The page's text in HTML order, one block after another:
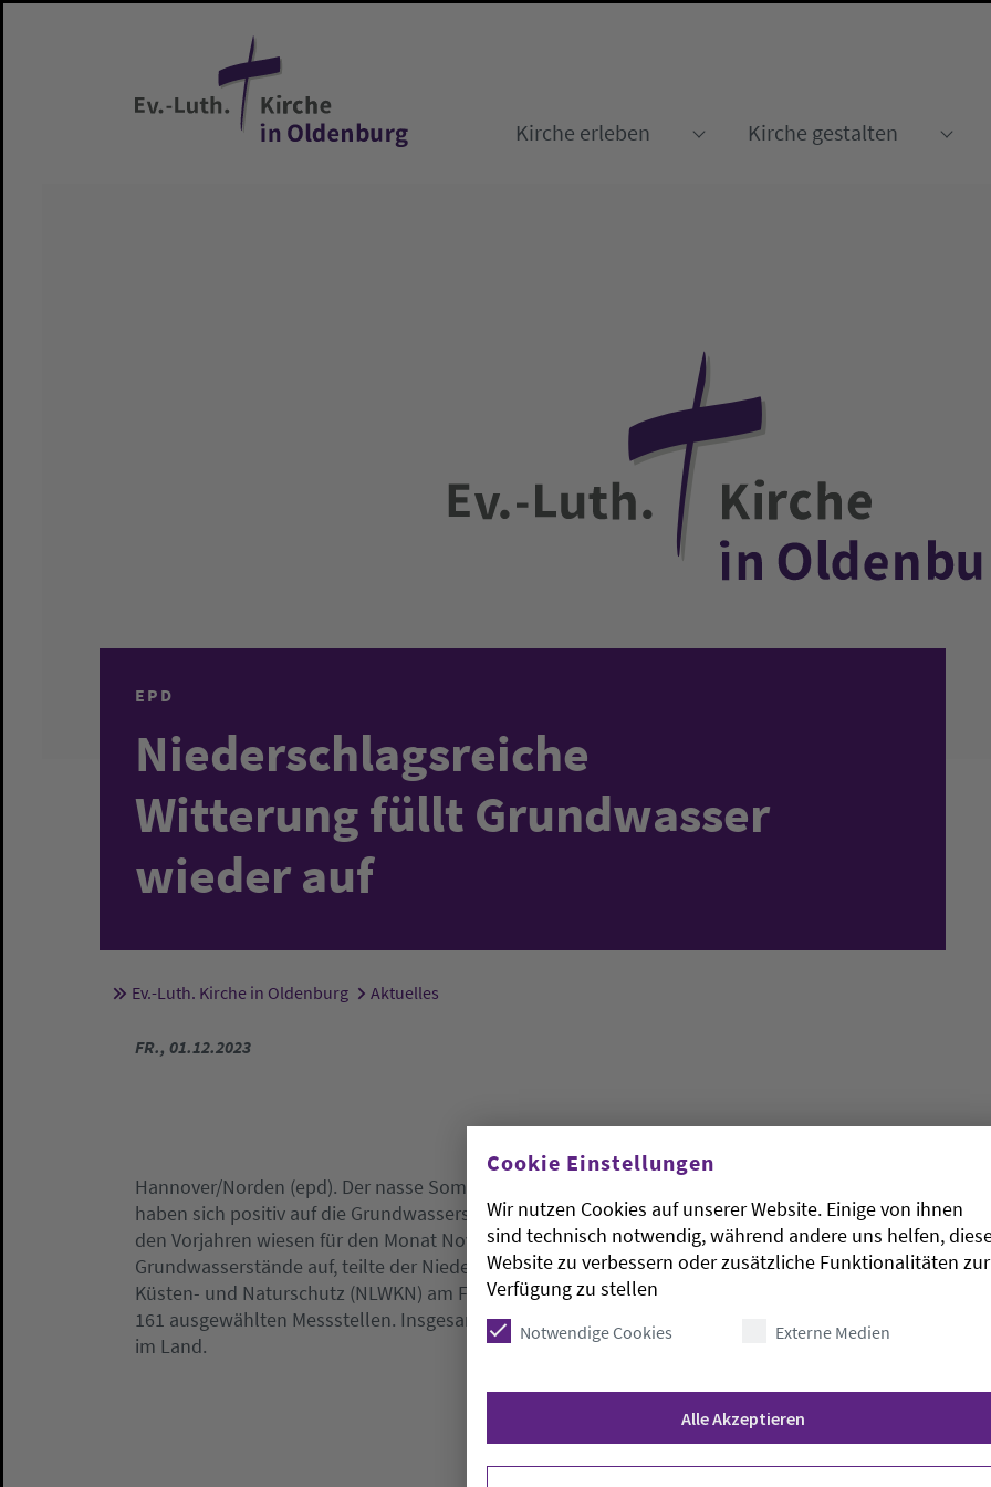
Kirche erleben
Kirche gestalten
EPD
Niederschlagsreiche
Witterung füllt Grundwasser
wieder auf
Sie sind hier:
Ev.-Luth. Kirche in Oldenburg Aktuelles
FR., 01.12.2023
Hannover/Norden (epd). Der nasse Sommer und die Regenfälle in den vergangenen Wochen
haben sich positiv auf die Grundwasserstände in Niedersachsen ausgewirkt. Im Vergleich zu
den Vorjahren wiesen für den Monat November viele Messstellen normale bis sehr hohe
Grundwasserstände auf, teilte der Niedersächsische Landesbetrieb für Wasserwirtschaft,
Küsten- und Naturschutz (NLWKN) am Freitag in Hannover mitteilte. Das zeigten Daten aus
161 ausgewählten Messstellen. Insgesamt kontrolliert der Landesbetrieb 1.391 Messstellen
im Land.
Cookie Einstellungen
Wir nutzen Cookies auf unserer Website. Einige von ihnen
sind technisch notwendig, während andere uns helfen,
Website zu verbessern oder zusätzliche Funktionalitäten zur
Verfügung zu stellen
Notwendige Cookies Externe Medien
Alle Akzeptieren